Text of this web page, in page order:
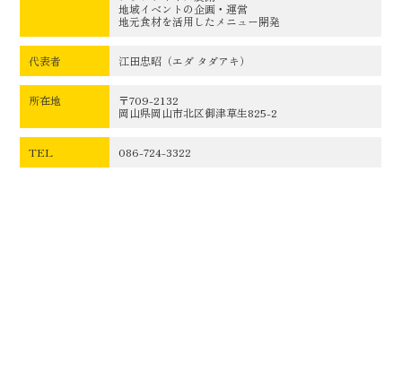
地域イベントの企画・運営
地元食材を活用したメニュー開発
代表者 江田忠昭（エダ タダアキ）
所在地
〒709-2132
岡山県岡山市北区御津草生825-2
TEL 086-724-3322